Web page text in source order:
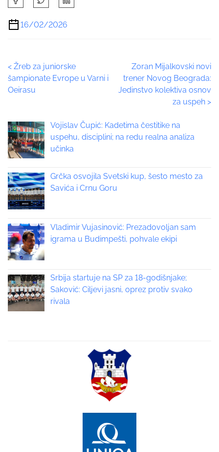
h
a
r
h
i
s
s
t
o
:
16/02/2026
P
o
t
s
a
v
i
g
a
t
i
< Žreb za juniorske
šampionate Evrope u Varni i
Oeirasu
Zoran Mijalkovski novi
trener Novog Beograda:
Jedinstvo kolektiva osnov
za uspeh >
Vojislav Čupić: Kadetima čestitike na
uspehu, disciplini; na redu realna analiza
učinka
Grčka osvojila Svetski kup, šesto mesto za
Savića i Crnu Goru
Vladimir Vujasinović: Prezadovoljan sam
igrama u Budimpešti, pohvale ekipi
Srbija startuje na SP za 18-godišnjake;
Saković: Ciljevi jasni, oprez protiv svako
rivala